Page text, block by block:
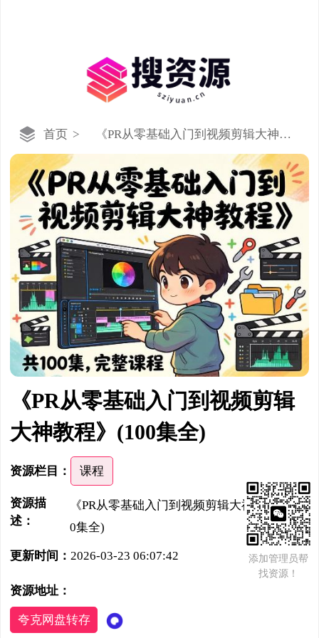
首页 >
《PR从零基础入门到视频剪辑大神教
程》(100集全)
《PR从零基础入门到视频剪辑
大神教程》(100集全)
资源栏目： 课程
资源描
述：
《PR从零基础入门到视频剪辑大神教程》(10
0集全)
更新时间：2026-03-23 06:07:42
资源地址：
夸克网盘转存
添加管理员帮
找资源！